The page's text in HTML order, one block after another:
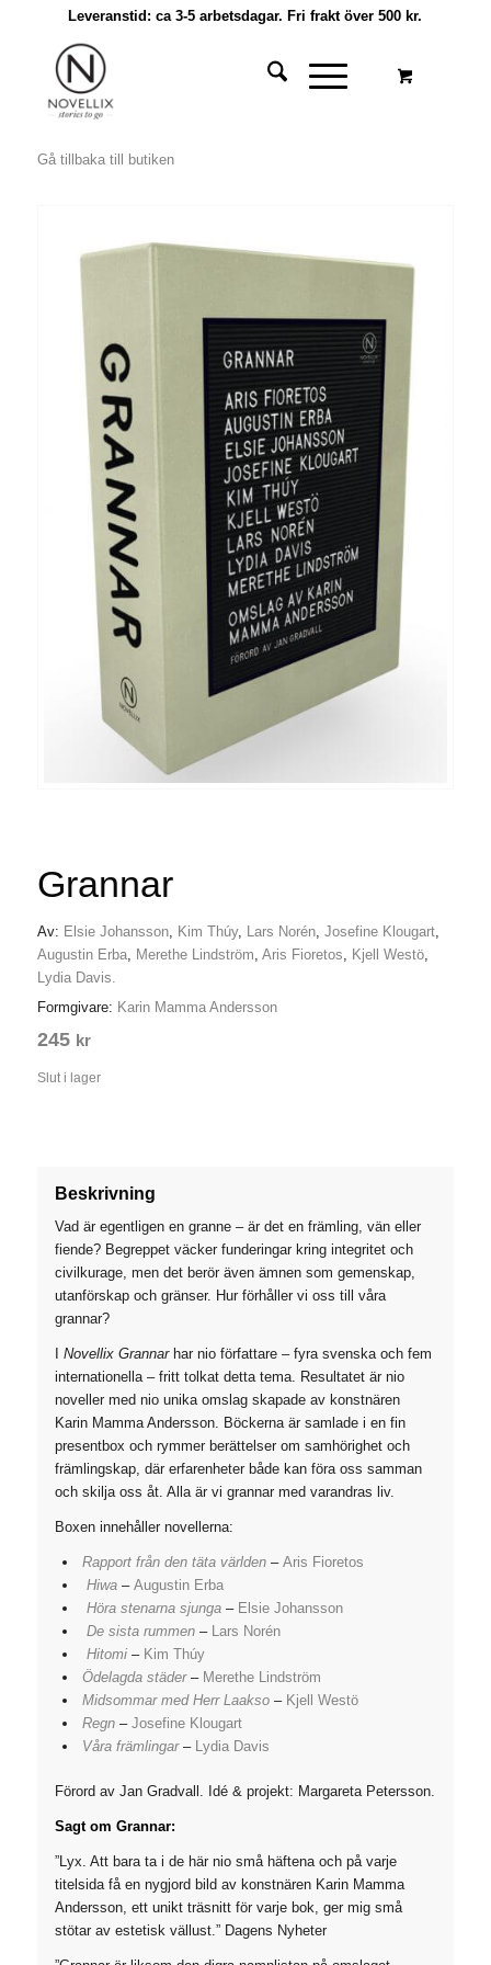
Leveranstid: ca 3-5 arbetsdagar. Fri frakt över 500 kr.
Gå tillbaka till butiken
Grannar
Av: Elsie Johansson, Kim Thúy, Lars Norén, Josefine Klougart,
Augustin Erba, Merethe Lindström Aris Fioretos Kjell Westö,
Lydia Davis.
Formgivare: Karin Mamma Andersson
245 kr
Slut i lager
Beskrivning
Vad är egentligen en granne – är det en främling, vän eller
fiende? Begreppet väcker funderingar kring integritet och
civilkurage, men det berör även ämnen som gemenskap,
utanförskap och gränser. Hur förhåller vi oss till våra
grannar?
Novellix Grannarhar nio författare – fyra svenska och fem
internationella – fritt tolkat detta tema. Resultatet är nio
noveller med nio unika omslag skapade av konstnären
Karin Mamma Andersson. Böckerna är samlade i en fin
presentbox och rymmer berättelser om samhörighet och
främlingskap, där erfarenheter både kan föra oss samman
och skilja oss åt. Alla är vi grannar med varandras liv.
Boxen innehåller novellerna:
Rapport från den täta världen– Aris Fioretos
Hiwa– Augustin Erba
Höra stenarna sjunga– Elsie Johansson
De sista rummen– Lars Norén
Hitomi– Kim Thúy
Ödelagda städer– Merethe Lindström
Midsommar med Herr Laakso– Kjell Westö
Regn– Josefine Klougart
Våra främlingar– Lydia Davis
Förord av Jan Gradvall. Idé & projekt: Margareta Petersson.
Sagt om Grannar:
”Lyx. Att bara ta i de här nio små häftena och på varje
titelsida få en nygjord bild av konstnären Karin Mamma
Andersson, ett unikt träsnitt för varje bok, ger mig små
stötar av estetisk vällust.” Dagens Nyheter